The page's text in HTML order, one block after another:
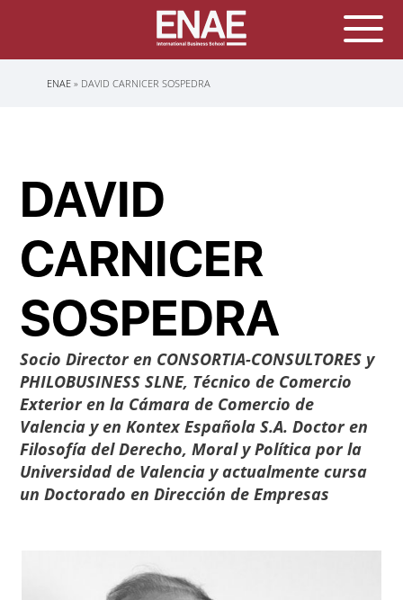
Sobrescribir
ENAE DAVID CARNICER SOSPEDRA
DAVID
CARNICER
SOSPEDRA
Socio Director en CONSORTIA-CONSULTORES y
PHILOBUSINESS SLNE, Técnico de Comercio
Exterior en la Cámara de Comercio de
Valencia y en Kontex Española S.A. Doctor en
Filosofía del Derecho, Moral y Política por la
Universidad de Valencia y actualmente cursa
un Doctorado en Dirección de Empresas